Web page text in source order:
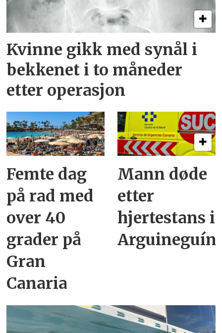
Kvinne gikk med synål i
bekkenet i to måneder
etter operasjon
Femte dag
på rad med
over 40
grader på
Gran
Canaria
Mann døde
etter
hjertestans i
Arguineguín